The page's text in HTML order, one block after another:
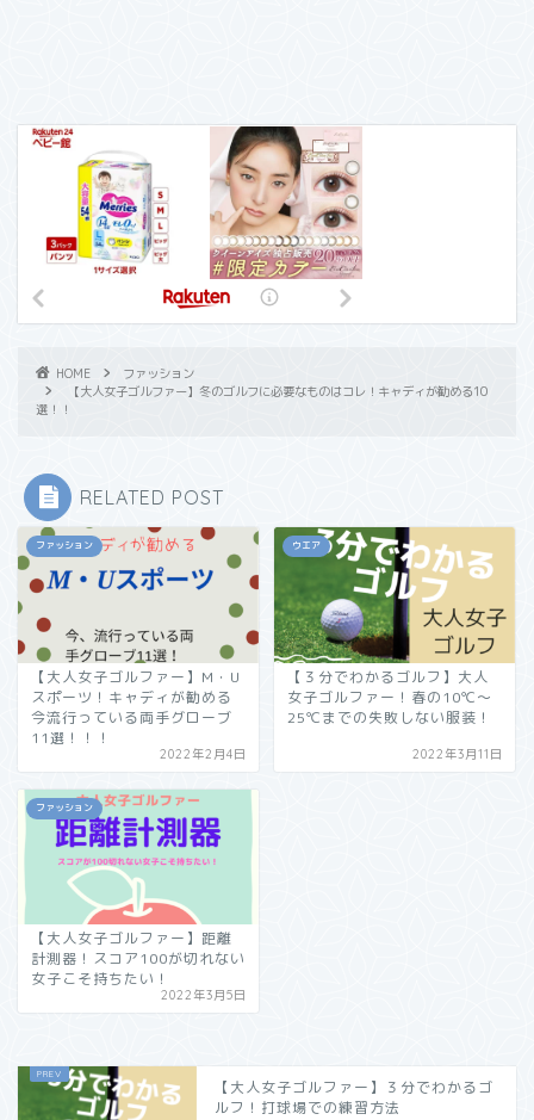
HOME
ファッション
【大人女子ゴルファー】冬のゴルフに必要なものはコレ！キャディが勧める10
選！！
RELATED POST
ファッション
【大人女子ゴルファー】M・U
スポーツ！キャディが勧める
今流行っている両手グローブ
11選！！！
2022年2月4日
ウエア
【３分でわかるゴルフ】大人
女子ゴルファー！春の10℃〜
25℃までの失敗しない服装！
2022年3月11日
ファッション
【大人女子ゴルファー】距離
計測器！スコア100が切れない
女子こそ持ちたい！
2022年3月5日
【大人女子ゴルファー】３分でわかるゴ
ルフ！打球場での練習方法